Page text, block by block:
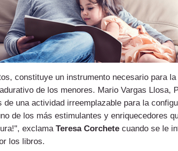
constituye un instrumento necesario para
de los menores. Mario Vargas Llosa,
de una actividad irreemplazable para la
de los más estimulantes y enriquecedores
exclama Teresa Corchete cuando se le
los libros.